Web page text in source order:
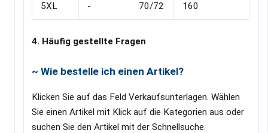
5XL - 70/72 160
4. Häufig gestellte Fragen
~ Wie bestelle ich einen Artikel?
Klicken Sie auf das Feld Verkaufsunterlagen. Wählen
Sie einen Artikel mit Klick auf die Kategorien aus oder
suchen Sie den Artikel mit der Schnellsuche.